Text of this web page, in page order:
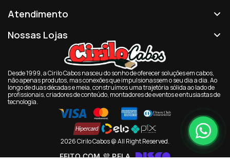
Atendimento
Nossas Lojas
Desde 1999, a Cirilo Cabos nasceu do sonho de oferecer soluções em cabos,
não apenas produtos, mas conexões que impulsionassem o seu dia a dia. Ao
longo de duas décadas e meia, construímos uma trajetória sólida ao lado de
profissionais, criadores de conteúdo, montadores de eventos e entusiastas de
tecnologia.
2026 Cirilo Cabos @ All Right Reserved.
FEITO COM 💜 PELA